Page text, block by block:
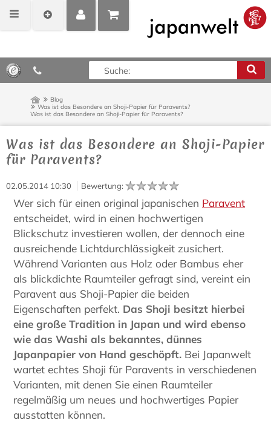
MEIN
POSITIONEN
ANZEIGEN
0,00 €*
Blog
Was ist das Besondere an Shoji-Papier für Paravents?
Was ist das Besondere an Shoji-Papier für Paravents?
Was ist das Besondere an Shoji-Papier
für Paravents?
02.05.2014 10:30 Bewertung:
Wer sich für einen original japanischen Paravent
entscheidet, wird in einen hochwertigen
Blickschutz investieren wollen, der dennoch eine
ausreichende Lichtdurchlässigkeit zusichert.
Während Varianten aus Holz oder Bambus eher
als blickdichte Raumteiler gefragt sind, vereint ein
Paravent aus Shoji-Papier die beiden
Eigenschaften perfekt. Das Shoji besitzt hierbei
eine große Tradition in Japan und wird ebenso
wie das Washi als bekanntes, dünnes
Japanpapier von Hand geschöpft. Bei Japanwelt
wartet echtes Shoji für Paravents in verschiedenen
Varianten, mit denen Sie einen Raumteiler
regelmäßig um neues und hochwertiges Papier
ausstatten können.